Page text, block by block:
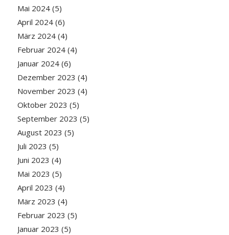
Mai 2024(5)
April 2024(6)
März 2024(4)
Februar 2024(4)
Januar 2024(6)
Dezember 2023 (4)
November 2023 (4)
Oktober 2023 (5)
September 2023 (5)
August 2023 (5)
Juli 2023 (5)
Juni 2023 (4)
Mai 2023 (5)
April 2023 (4)
März 2023 (4)
Februar 2023 (5)
Januar 2023 (5)